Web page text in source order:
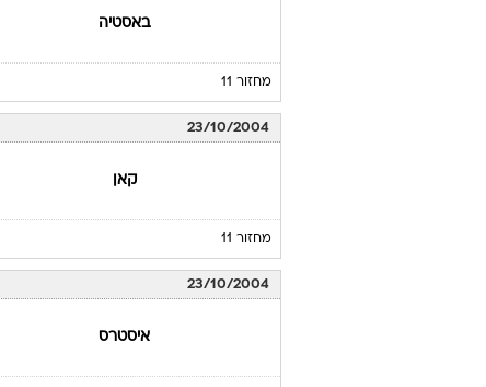
באסטיה
מחזור 11
23/10/2004
קאן
מחזור 11
23/10/2004
איסטרס